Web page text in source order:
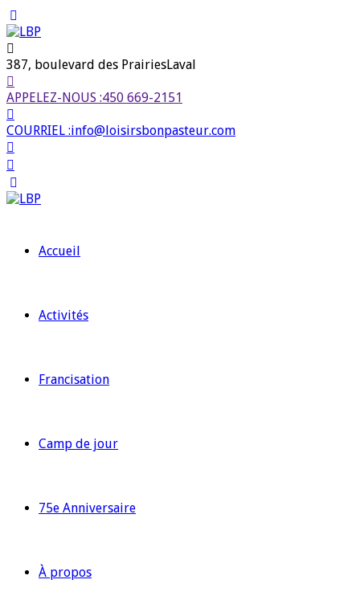
387, boulevard des PrairiesLaval
APPELEZ-NOUS :450 669-2151
COURRIEL :info@loisirsbonpasteur.com
Accueil
Activités
Francisation
Camp de jour
75e Anniversaire
À propos